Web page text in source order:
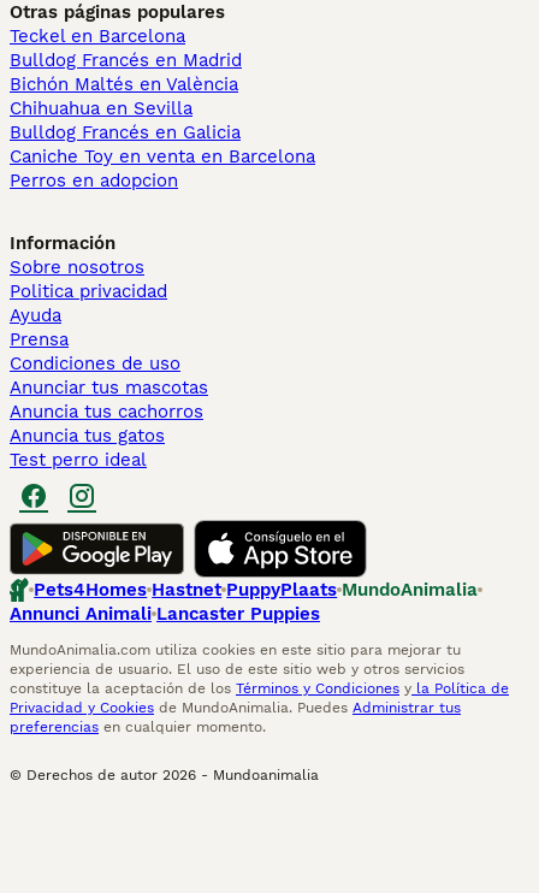
Otras páginas populares
Teckel en Barcelona
Bulldog Francés en Madrid
Bichón Maltés en València
Chihuahua en Sevilla
Bulldog Francés en Galicia
Caniche Toy en venta en Barcelona
Perros en adopcion
Información
Sobre nosotros
Politica privacidad
Ayuda
Prensa
Condiciones de uso
Anunciar tus mascotas
Anuncia tus cachorros
Anuncia tus gatos
Test perro ideal
Pets4Homes Hastnet PuppyPlaats MundoAnimalia
Annunci Animali Lancaster Puppies
MundoAnimalia.com utiliza cookies en este sitio para mejorar tu
experiencia de usuario. El uso de este sitio web y otros servicios
constituye la aceptación de los Términos y Condiciones y la Política de
Privacidad y Cookies de MundoAnimalia. Puedes Administrar tus
preferencias en cualquier momento.
© Derechos de autor 2026 - Mundoanimalia